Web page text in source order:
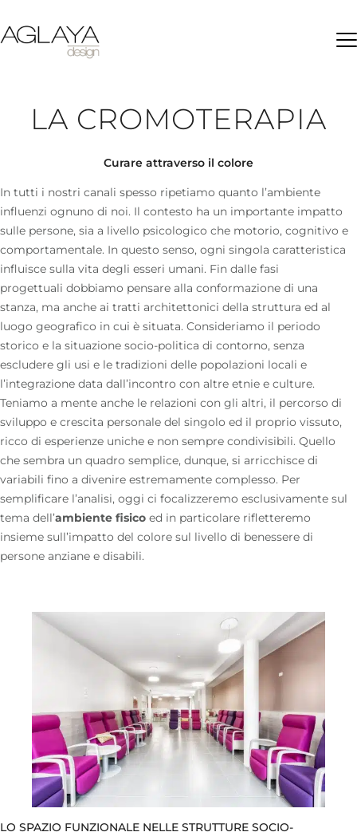
LA CROMOTERAPIA
Curare attraverso il colore
In tutti i nostri canali spesso ripetiamo quanto l’ambiente
influenzi ognuno di noi. Il contesto ha un importante impatto
sulle persone, sia a livello psicologico che motorio, cognitivo e
comportamentale. In questo senso, ogni singola caratteristica
influisce sulla vita degli esseri umani. Fin dalle fasi
progettuali dobbiamo pensare alla conformazione di una
stanza, ma anche ai tratti architettonici della struttura ed al
luogo geografico in cui è situata. Consideriamo il periodo
storico e la situazione socio-politica di contorno, senza
escludere gli usi e le tradizioni delle popolazioni locali e
l’integrazione data dall’incontro con altre etnie e culture.
Teniamo a mente anche le relazioni con gli altri, il percorso di
sviluppo e crescita personale del singolo ed il proprio vissuto,
ricco di esperienze uniche e non sempre condivisibili. Quello
che sembra un quadro semplice, dunque, si arricchisce di
variabili fino a divenire estremamente complesso. Per
semplificare l’analisi, oggi ci focalizzeremo esclusivamente sul
tema dell’ambiente fisico ed in particolare rifletteremo
insieme sull’impatto del colore sul livello di benessere di
persone anziane e disabili.
LO SPAZIO FUNZIONALE NELLE STRUTTURE SOCIO-